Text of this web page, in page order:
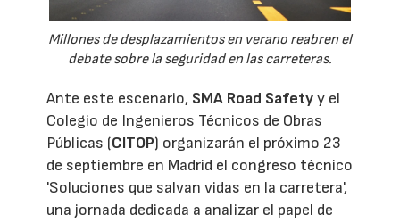
Millones de desplazamientos en verano reabren el
debate sobre la seguridad en las carreteras.
Ante este escenario, SMA Road Safetyy el
Colegio de Ingenieros Técnicos de Obras
Públicas (CITOP) organizarán el próximo 23
de septiembre en Madrid el congreso técnico
'Soluciones que salvan vidas en la carretera',
una jornada dedicada a analizar el papel de